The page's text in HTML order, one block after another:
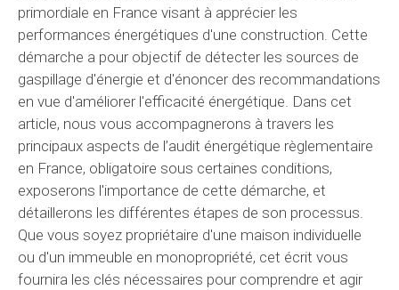
primordiale en France visant à apprécier les
performances énergétiques d'une construction. Cette
démarche a pour objectif de détecter les sources de
gaspillage d'énergie et d'énoncer des recommandations
en vue d'améliorer l'efficacité énergétique. Dans cet
article, nous vous accompagnerons à travers les
principaux aspects de l’audit énergétique règlementaire
en France, obligatoire sous certaines conditions,
exposerons l'importance de cette démarche, et
détaillerons les différentes étapes de son processus.
Que vous soyez propriétaire d'une maison individuelle
ou d'un immeuble en monopropriété, cet écrit vous
fournira les clés nécessaires pour comprendre et agir